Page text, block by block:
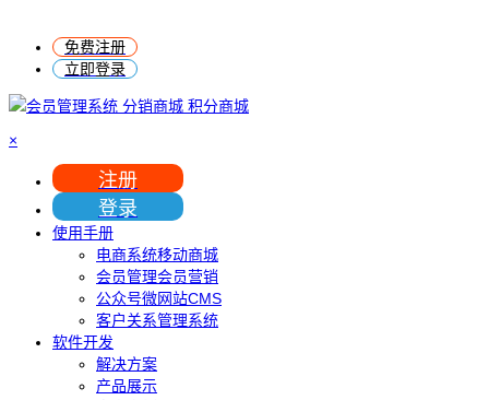
免费注册
立即登录
×
注册
登录
使用手册
电商系统移动商城
会员管理会员营销
公众号微网站CMS
客户关系管理系统
软件开发
解决方案
产品展示